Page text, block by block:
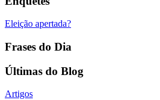
Eleição apertada?
Frases do Dia
Últimas do Blog
Artigos